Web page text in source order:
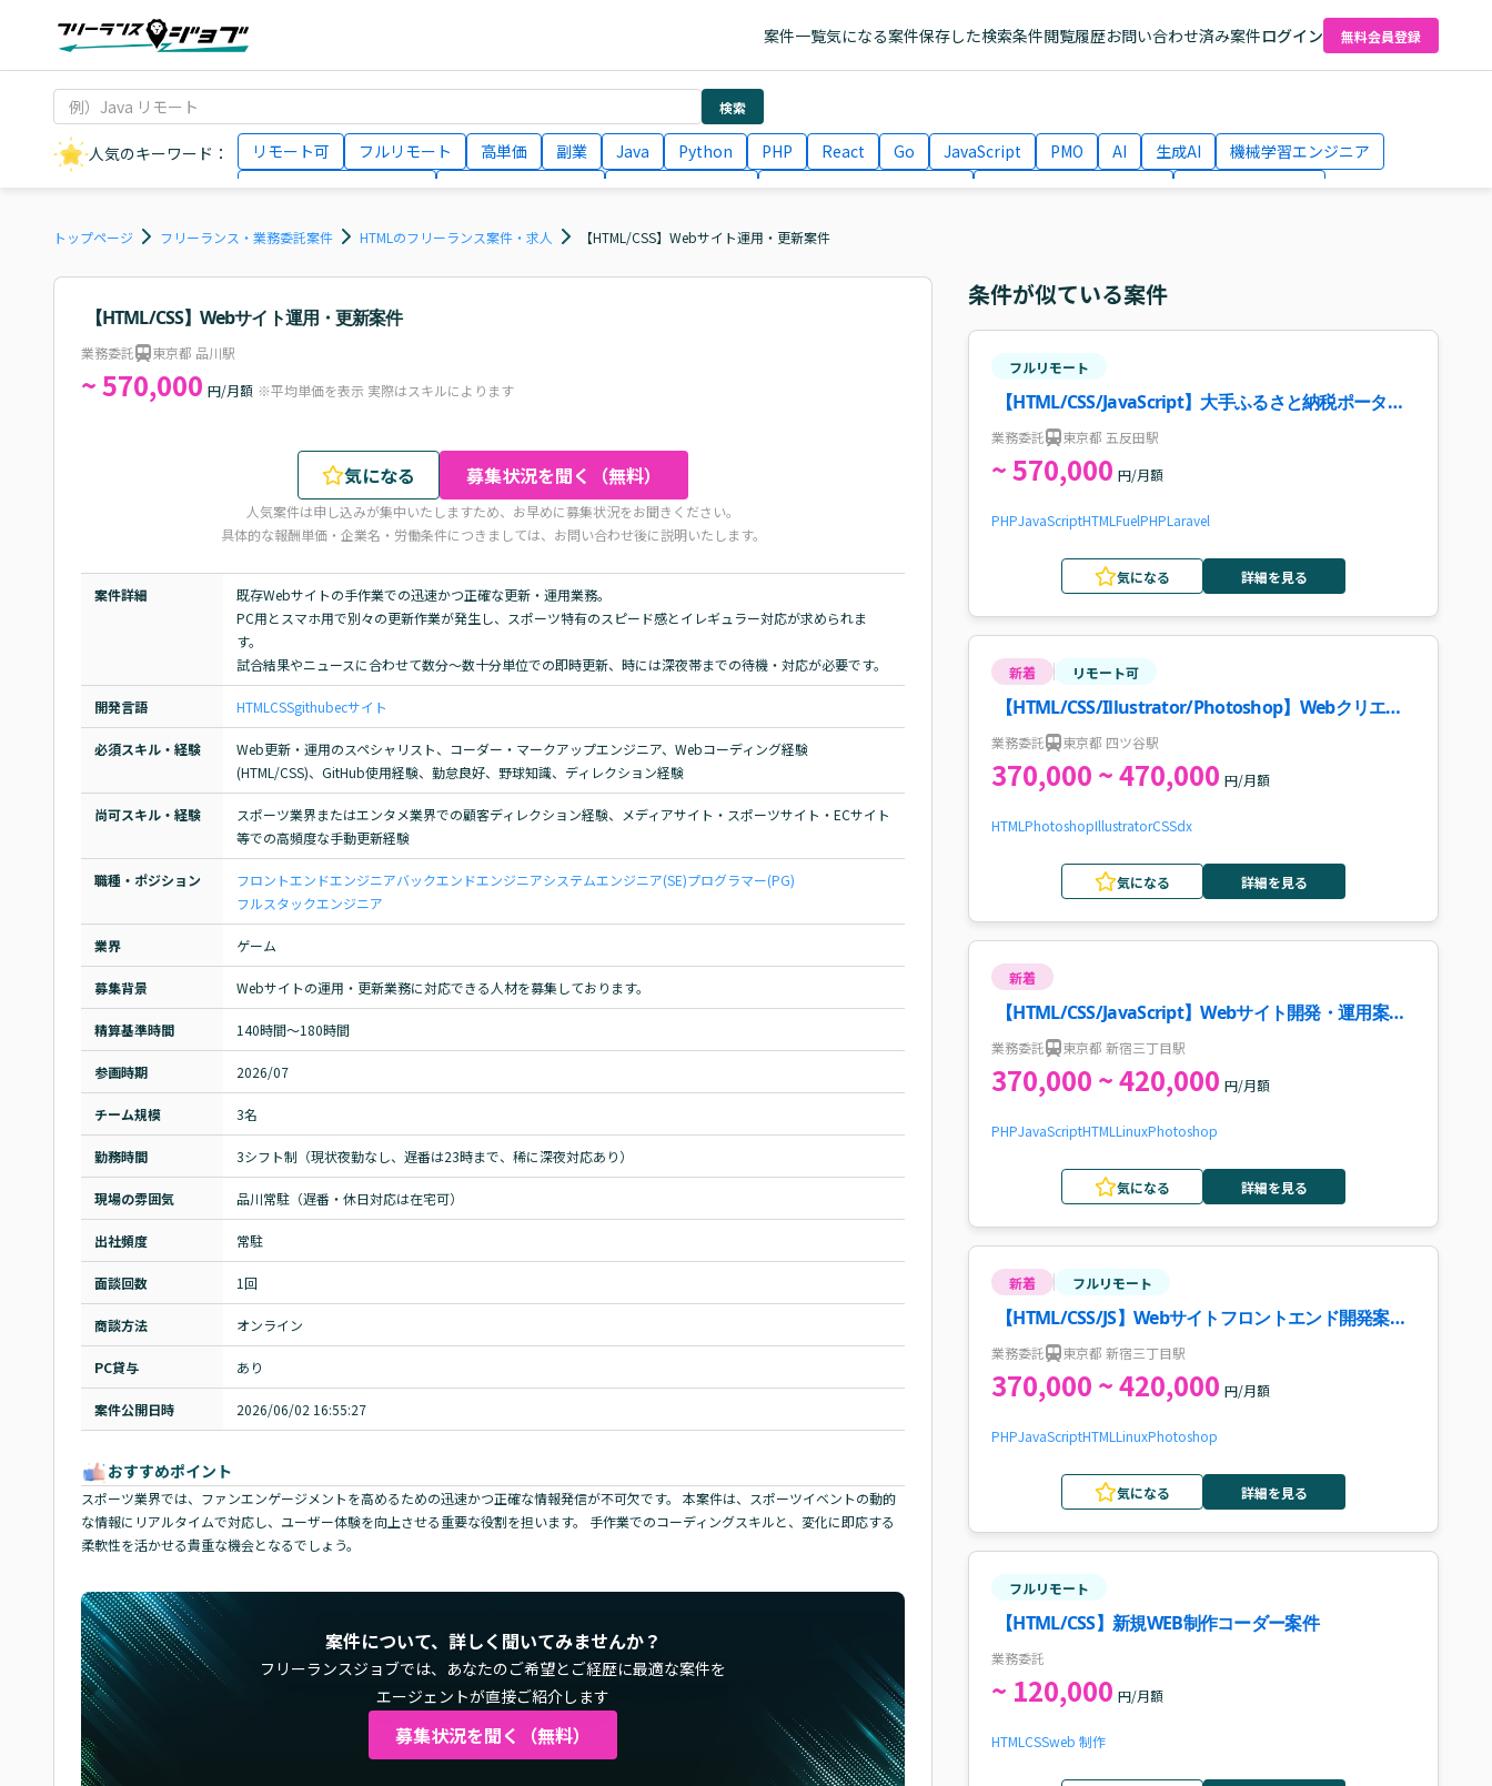
案件一覧気になる案件保存した検索条件閲覧履歴お問い合わせ済み案件ログイン 無料会員登録
検索
人気のキーワード： リモート可 フルリモート 高単価 副業 Java Python PHP React Go JavaScript PMO AI 生成AI
機械学習エンジニア
AIエンジニア
月収100万円 業務委託
トップページ フリーランス・業務委託案件 HTMLのフリーランス案件・求人 【HTML/CSS】Webサイト運用・更新案件
【HTML/CSS】Webサイト運用・更新案件
業務委託 東京都 品川駅
~ 570,000 円/月額 ※平均単価を表示 実際はスキルによります
気になる 募集状況を聞く（無料）
人気案件は申し込みが集中いたしますため、お早めに募集状況をお聞きください。
具体的な報酬単価・企業名・労働条件につきましては、お問い合わせ後に説明いたします。
案件詳細
既存Webサイトの手作業での迅速かつ正確な更新・運用業務。
PC用とスマホ用で別々の更新作業が発生し、スポーツ特有のスピード感とイレギュラー対応が求められま
す。
試合結果やニュースに合わせて数分～数十分単位での即時更新、時には深夜帯までの待機・対応が必要です。
開発言語 HTML CSSgithubecサイト
必須スキル・経験
Web更新・運用のスペシャリスト、コーダー・マークアップエンジニア、Webコーディング経験
(HTML/CSS)、GitHub使用経験、勤怠良好、野球知識、ディレクション経験
尚可スキル・経験
スポーツ業界またはエンタメ業界での顧客ディレクション経験、メディアサイト・スポーツサイト・ECサイト
等での高頻度な手動更新経験
職種・ポジション フロントエンドエンジニアバックエンドエンジニアシステムエンジニア(SE)プログラマー(PG)
フルスタックエンジニア
業界 ゲーム
募集背景 Webサイトの運用・更新業務に対応できる人材を募集しております。
精算基準時間 140時間〜180時間
参画時期 2026/07
チーム規模 3名
勤務時間 3シフト制（現状夜勤なし、遅番は23時まで、稀に深夜対応あり）
現場の雰囲気 品川常駐（遅番・休日対応は在宅可）
出社頻度 常駐
面談回数 1回
商談方法 オンライン
PC貸与 あり
案件公開日時 2026/06/02 16:55:27
おすすめポイント
スポーツ業界では、ファンエンゲージメントを高めるための迅速かつ正確な情報発信が不可欠です。 本案件は、スポーツイベントの動的
な情報にリアルタイムで対応し、ユーザー体験を向上させる重要な役割を担います。 手作業でのコーディングスキルと、変化に即応する
柔軟性を活かせる貴重な機会となるでしょう。
案件について、詳しく聞いてみませんか？
フリーランスジョブでは、 あなたのご希望とご経歴に最適な案件を
エージェントが直接ご紹介します
募集状況を聞く（無料）
条件が似ている案件
フルリモート
【HTML/CSS/JavaScript】大手ふるさと納税ポータル
サイト案件・求人
業務委託 東京都 五反田駅
~ 570,000 円/月額
PHPJavaScriptHTML FuelPHPLaravel
気になる 詳細を見る
新着 リモート可
【HTML/CSS/Illustrator/Photoshop】Webクリエイ
ター案件
業務委託 東京都 四ツ谷駅
370,000 ~ 470,000 円/月額
HTML PhotoshopIllustratorCSSdx
気になる 詳細を見る
新着
【HTML/CSS/JavaScript】Webサイト開発・運用案
件・求人
業務委託 東京都 新宿三丁目駅
370,000 ~ 420,000 円/月額
PHPJavaScriptHTML LinuxPhotoshop
気になる 詳細を見る
新着 フルリモート
【HTML/CSS/JS】Webサイトフロントエンド開発案
件・求人
業務委託 東京都 新宿三丁目駅
370,000 ~ 420,000 円/月額
PHPJavaScriptHTML LinuxPhotoshop
気になる 詳細を見る
フルリモート
【HTML/CSS】新規WEB制作コーダー案件
業務委託
~ 120,000 円/月額
HTML CSSweb 制作